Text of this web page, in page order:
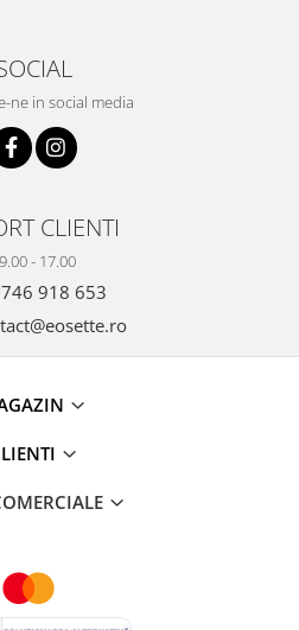
ne in social media
CLIENTI
- 17.00
918 653